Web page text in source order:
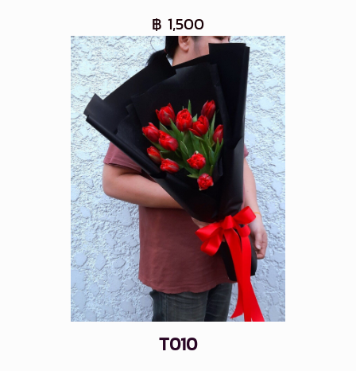
฿ 1,500
T010